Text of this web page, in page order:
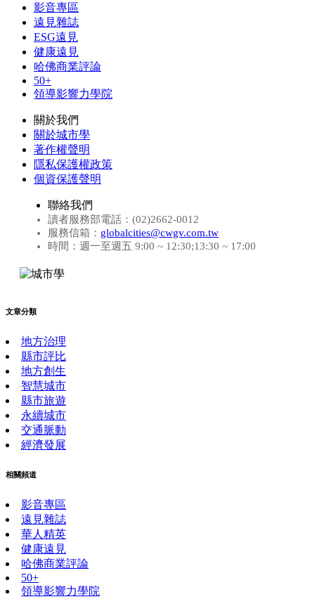
影音專區
遠見雜誌
ESG遠見
健康遠見
哈佛商業評論
50+
領導影響力學院
關於我們
關於城市學
著作權聲明
隱私保護權政策
個資保護聲明
聯絡我們
讀者服務部電話：(02)2662-0012
服務信箱： globalcities@cwgv.com.tw
時間：週一至週五 9:00 ~ 12:30;13:30 ~ 17:00
文章分類
地方治理
縣市評比
地方創生
智慧城市
縣市旅遊
永續城市
交通脈動
經濟發展
相關頻道
影音專區
遠見雜誌
華人精英
健康遠見
哈佛商業評論
50+
領導影響力學院